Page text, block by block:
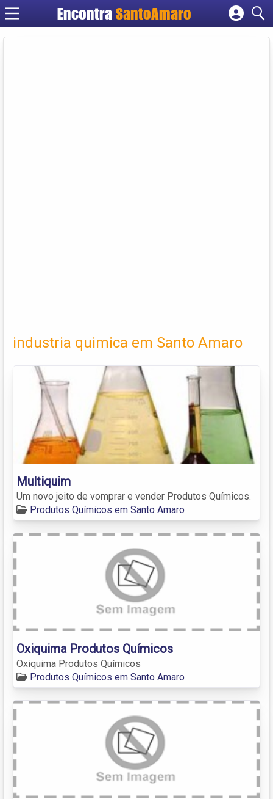
Encontra SantoAmaro
Cadastrar empresa
industria quimica em Santo Amaro
Multiquim
Um novo jeito de vomprar e vender Produtos Químicos.
Produtos Químicos em Santo Amaro
Oxiquima Produtos Químicos
Oxiquima Produtos Químicos
Produtos Químicos em Santo Amaro